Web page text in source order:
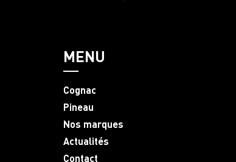
MENU
Cognac
Pineau
Nos marques
Actualités
Contact